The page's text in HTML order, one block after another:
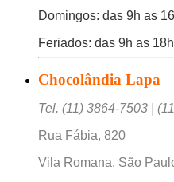
Domingos: das 9h as
Feriados: das 9h as 18h
Chocolândia Lapa
Tel. (11) 3864-7503 |
Rua Fábia, 820
Vila Romana, São